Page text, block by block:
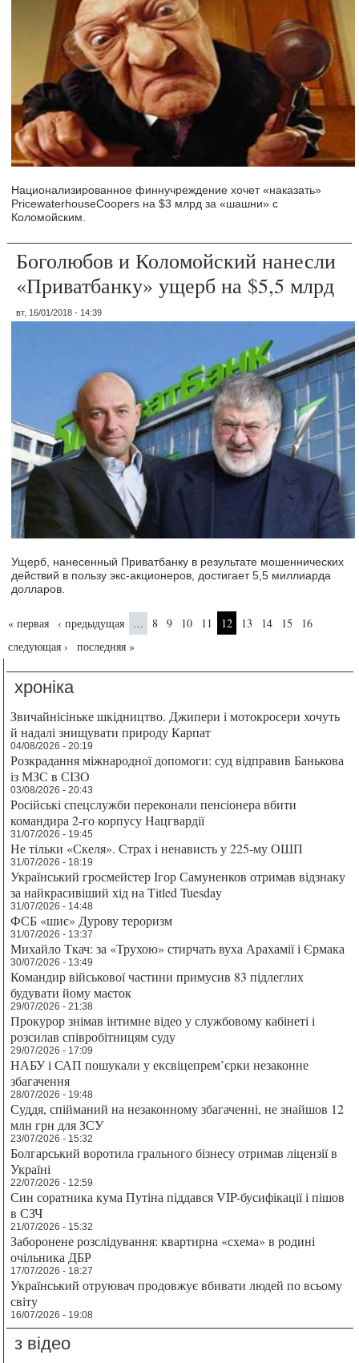
Национализированное финнучреждение хочет «наказать»
PricewaterhouseCoopers на $3 млрд за «шашни» с
Коломойским.
Боголюбов и Коломойский нанесли
«Приватбанку» ущерб на $5,5 млрд
вт, 16/01/2018 - 14:39
Ущерб, нанесенный Приватбанку в результате мошеннических
действий в пользу экс-акционеров, достигает 5,5 миллиарда
долларов.
Страницы
« первая ‹ предыдущая … 8 9 10 11 12 13 14 15
16
следующая ›
последняя »
хроніка
Звичайнісіньке шкідництво. Джипери і мотокросери хочуть
й надалі знищувати природу Карпат
04/08/2026 - 20:19
Розкрадання міжнародної допомоги: суд відправив Банькова
із МЗС в СІЗО
03/08/2026 - 20:43
Російські спецслужби переконали пенсіонера вбити
командира 2-го корпусу Нацгвардії
31/07/2026 - 19:45
Не тільки «Скеля». Страх і ненависть у 225-му ОШП
31/07/2026 - 18:19
Український гросмейстер Ігор Самуненков отримав відзнаку
за найкрасивіший хід на Titled Tuesday
31/07/2026 - 14:48
ФСБ «шиє» Дурову тероризм
31/07/2026 - 13:37
Михайло Ткач: за «Трухою» стирчать вуха Арахамії і Єрмака
30/07/2026 - 13:49
Командир військової частини примусив 83 підлеглих
будувати йому маєток
29/07/2026 - 21:38
Прокурор знімав інтимне відео у службовому кабінеті і
розсилав співробітницям суду
29/07/2026 - 17:09
НАБУ і САП пошукали у ексвіцепрем’єрки незаконне
збагачення
28/07/2026 - 19:48
Суддя, спійманий на незаконному збагаченні, не знайшов 12
млн грн для ЗСУ
23/07/2026 - 15:32
Болгарський воротила грального бізнесу отримав ліцензії в
Україні
22/07/2026 - 12:59
Син соратника кума Путіна піддався VIP-бусифікації і пішов
в СЗЧ
21/07/2026 - 15:32
Заборонене розслідування: квартирна «схема» в родині
очільника ДБР
17/07/2026 - 18:27
Український отруювач продовжує вбивати людей по всьому
світу
16/07/2026 - 19:08
з відео